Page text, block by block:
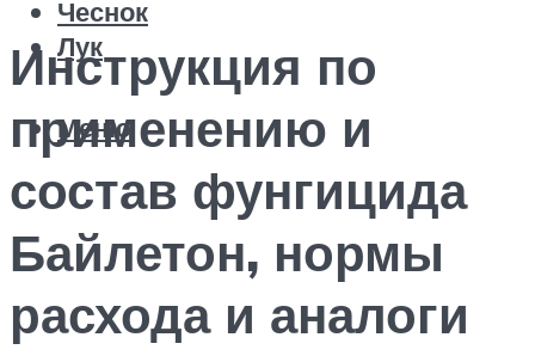
Чеснок
Лук
Меню
Инструкция по
применению и
состав фунгицида
Байлетон, нормы
расхода и аналоги